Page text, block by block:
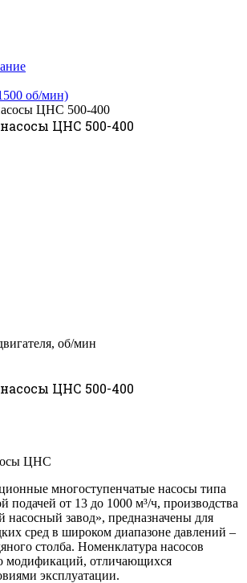
об/мин)
ЦНС 500-400
ЦНС 500-400
об/мин
ЦНС 500-400
ЦНС
многоступенчатые насосы типа
от 13 до 1000 м³/ч, производства
завод», предназначены для
сред в широком диапазоне давлений –
столба. Номенклатура насосов
модификаций, отличающихся
эксплуатации.